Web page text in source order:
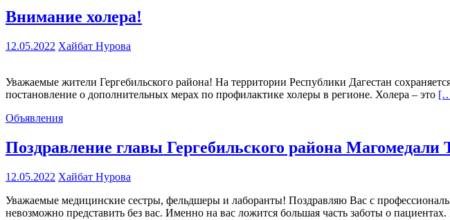
Внимание холера!
12.05.2022 Хайбат Нурова
Уважаемые жители Гергебильского района! На территории Республики Дагестан
постановление о дополнительных мерах по профилактике холеры в регионе. Холера – это
Объявления
Поздравление главы Гергебильского района
12.05.2022 Хайбат Нурова
Уважаемые медицинские сестры, фельдшеры и лаборанты! Поздравляю Вас с
невозможно представить без вас. Именно на вас ложится большая часть заботы о